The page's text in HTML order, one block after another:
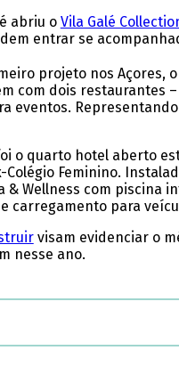
abriu o Vila Galé
entrar se
projeto nos Açores,
com dois restaurantes
eventos.
o quarto hotel aberto
Colégio Feminino.
& Wellness com piscina
carregamento para
visam evidenciar o
nesse ano.